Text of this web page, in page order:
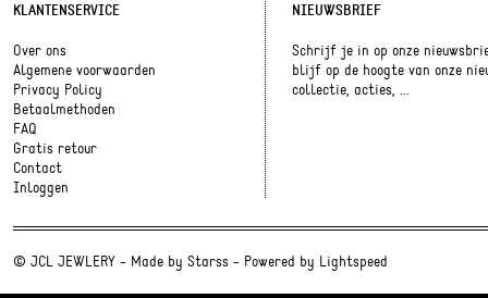
KLANTENSERVICE
Over ons
Algemene voorwaarden
Privacy Policy
Betaalmethoden
FAQ
Gratis retour
Contact
Inloggen
NIEUWSBRIEF
Schrijf je in op onze
blijf op de hoogte van onze
collectie, acties, ...
© JCL JEWLERY - Made by Starss - Powered by Lightspeed